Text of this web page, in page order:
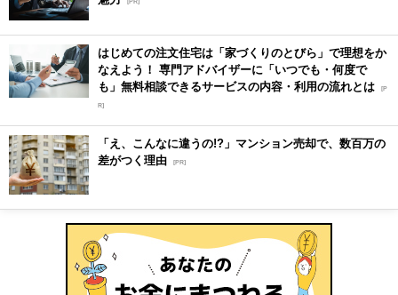
はじめての注文住宅は「家づくりのとびら」で理想をか
なえよう！ 専門アドバイザーに「いつでも・何度で
も」無料相談できるサービスの内容・利用の流れとは [P
R]
「え、こんなに違うの!?」マンション売却で、数百万の
差がつく理由 [PR]